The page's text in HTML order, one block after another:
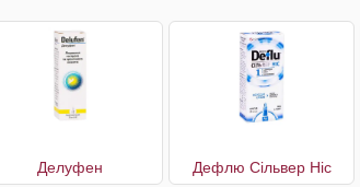
Делуфен Дефлю Сільвер Ніс